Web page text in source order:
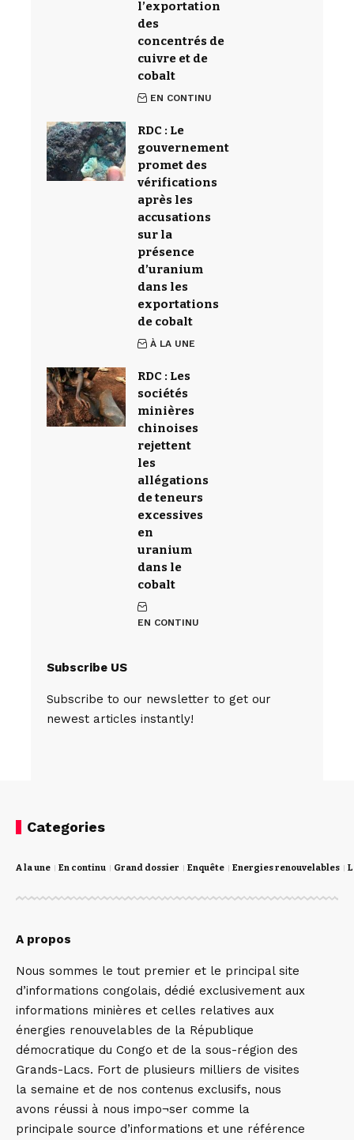
l’exportation
des
concentrés de
cuivre et de
cobalt
EN CONTINU
RDC : Le
gouvernement
promet des
vérifications
après les
accusations
sur la
présence
d’uranium
dans les
exportations
de cobalt
À LA UNE
RDC : Les
sociétés
minières
chinoises
rejettent
les
allégations
de teneurs
excessives
en
uranium
dans le
cobalt
EN CONTINU
Subscribe US
Subscribe to our newsletter to get our
newest articles instantly!
Categories
A la une En continu Grand dossier Enquête Energies renouvelables
A propos
Nous sommes le tout premier et le principal site
d’informations congolais, dédié exclusivement aux
informations minières et celles relatives aux
énergies renouvelables de la République
démocratique du Congo et de la sous-région des
Grands-Lacs. Fort de plusieurs milliers de visites
la semaine et de nos contenus exclusifs, nous
avons réussi à nous impo¬ser comme la
principale source d’informations et une référence